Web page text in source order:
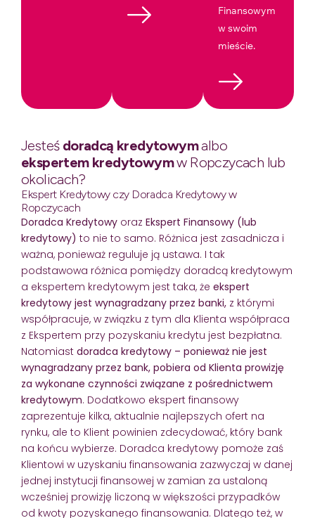
Finansowym
w swoim
mieście.
Jesteśdoradcą kredytowymalbo
ekspertem kredytowymw Ropczycach lub
okolicach?
Ekspert Kredytowy czy Doradca Kredytowy w
Ropczycach
Doradca Kredytowy oraz Ekspert Finansowy (lub
kredytowy) to nie to samo. Różnica jest zasadnicza i
ważna, ponieważ reguluje ją ustawa. I tak
podstawowa różnica pomiędzy doradcą kredytowym
a ekspertem kredytowym jest taka, że ekspert
kredytowy jest wynagradzany przez banki, z którymi
współpracuje, w związku z tym dla Klienta współpraca
z Ekspertem przy pozyskaniu kredytu jest bezpłatna.
Natomiast doradca kredytowy – ponieważ nie jest
wynagradzany przez bank, pobiera od Klienta prowizję
za wykonane czynności związane z pośrednictwem
kredytowym. Dodatkowo ekspert finansowy
zaprezentuje kilka, aktualnie najlepszych ofert na
rynku, ale to Klient powinien zdecydować, który bank
na końcu wybierze. Doradca kredytowy pomoże zaś
Klientowi w uzyskaniu finansowania zazwyczaj w danej
jednej instytucji finansowej w zamian za ustaloną
wcześniej prowizję liczoną w większości przypadków
od kwoty pozyskanego finansowania. Dlatego też, w